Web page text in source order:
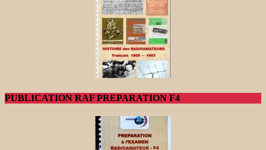
PUBLICATION RAF PREPARATION F4